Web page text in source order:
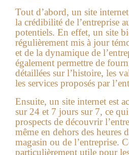
Tout d’abord, un site
la crédibilité de l’entreprise
potentiels. En effet, un site
régulièrement mis à jour
et de la dynamique de
également permettre de
détaillées sur l’histoire, les
les services proposés par
Ensuite, un site internet est
sur 24 et 7 jours sur 7, ce
prospects de découvrir
même en dehors des heures
magasin ou de l’entreprise.
particulièrement utile pour